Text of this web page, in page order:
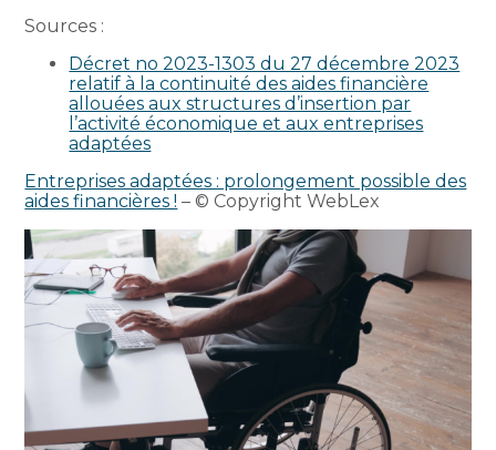
Sources :
Décret no 2023-1303 du 27 décembre 2023
relatif à la continuité des aides financière
allouées aux structures d’insertion par
l’activité économique et aux entreprises
adaptées
Entreprises adaptées : prolongement possible des
aides financières ! – © Copyright WebLex